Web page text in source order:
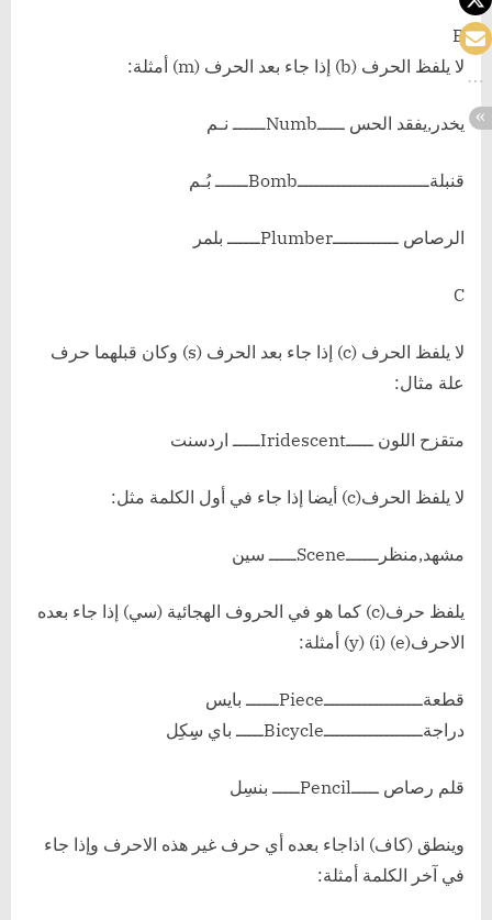
B
لا يلفظ الحرف (b) إذا جاء بعد الحرف (m) أمثلة:
يخدر,يفقد الحس ـــــNumbــــــ نـم
قنبلةــــــــــــــــــــــــBombــــــ بُـم
الرصاص ــــــــــــPlumberــــــ بلمر
C
لا يلفظ الحرف (c) إذا جاء بعد الحرف (s) وكان قبلهما حرف
علة مثال:
متقزح اللون ـــــIridescentـــــ اردسنت
لا يلفظ الحرف(c) أيضا إذا جاء في أول الكلمة مثل:
مشهد,منظرــــــSceneـــــ سين
يلفظ حرف(c) كما هو في الحروف الهجائية (سي) إذا جاء بعده
الاحرف(e) (i) (y) أمثلة:
قطعةــــــــــــــــــPieceــــــ بايس
دراجةــــــــــــــــــBicycleـــــ باي سِِكِل
قلم رصاص ـــــPencilـــــ بنسِل
وينطق (كاف) اذاجاء بعده أي حرف غير هذه الاحرف وإذا جاء
في آخر الكلمة أمثلة: